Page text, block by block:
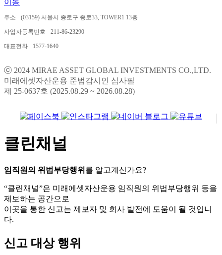
이동
주소 (03159) 서울시 종로구 종로33, TOWER1 13층
사업자등록번호 211-86-23290
대표전화 1577-1640
ⓒ 2024 MIRAE ASSET GLOBAL INVESTMENTS CO.,LTD.
미래에셋자산운용 준법감시인 심사필
제 25-0637호 (2025.08.29 ~ 2026.08.28)
클린채널
임직원의 위법부당행위 를 알고계신가요?
“클린채널”은 미래에셋자산운용 임직원의 위법부당행위 등을
제보하는 공간으로
이곳을 통한 신고는 제보자 및 회사 발전에 도움이 될 것입니
다.
신고 대상 행위